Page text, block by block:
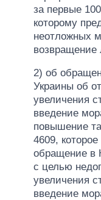
за первые
которому
неотложных
возвращение
2) об
Украины об
увеличения
введение
повышение
4609,
обращение в
с целью
увеличения
введение